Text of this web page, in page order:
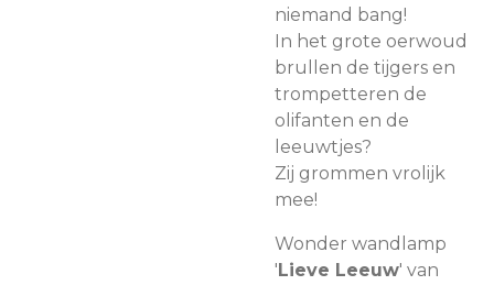
niemand bang!
In het grote oerwoud
brullen de tijgers en
trompetteren de
olifanten en de
leeuwtjes?
Zij grommen vrolijk
mee!
Wonder wandlamp
'Lieve Leeuw' van